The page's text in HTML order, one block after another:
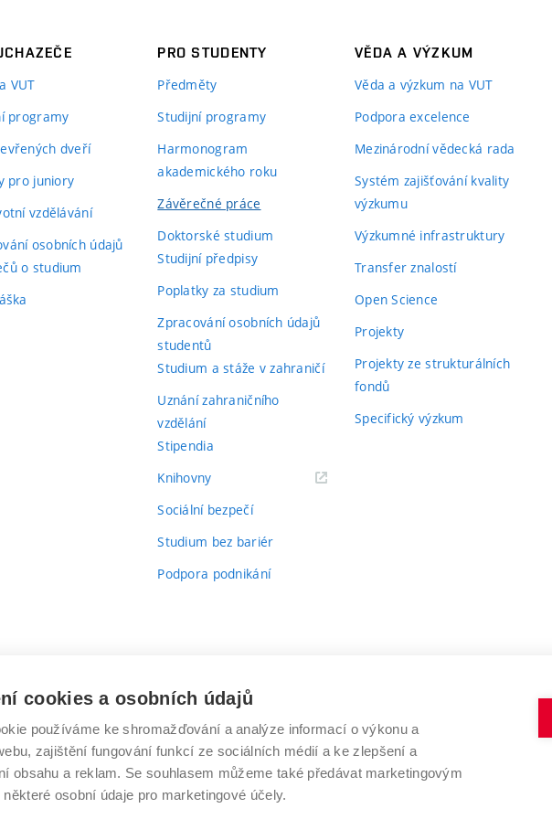
Samostatnost studenta při zpracování tématu
ložiska a měřicího řetězce pro měření sledovaných veličin) v
Práce obsahuje všechny formální náležitosti, koncepce práce,
formální úprava práce je dobrá. V práci se vyskytuje několik
Kritérium hodnocení
Splnění požadavků a cílů zadání
Postup a rozsah řešení, adekvátnost použitých metod
Vlastní přínos a originalita
Schopnost interpretovat dosaž. výsledky a vyvozovat z nich
Využitelnost výsledků v praxi nebo teorii
Logické uspořádání práce a formální náležitosti
Práce s literaturou včetně citací
Vysvětlete, co co znamená "dopředný precesní pohyb
VUT
programy
dveří
pro juniory
vzdělávání
osobních údajů
o studium
PRO STUDENTY
Předměty
Studijní programy
Harmonogram
akademického roku
Závěrečné práce
Doktorské studium
Studijní předpisy
Poplatky za studium
Zpracování osobních údajů
studentů
Studium a stáže v zahraničí
Uznání zahraničního
vzdělání
Stipendia
Knihovny(externí
Sociální bezpečí
Studium bez bariér
Podpora podnikání
VĚDA A VÝZKUM
Věda a výzkum na VUT
Podpora excelence
Mezinárodní vědecká rada
Systém zajišťování kvality
výzkumu
Výzkumné infrastruktury
Transfer znalostí
Open Science
Projekty
Projekty ze strukturálních
fondů
Specifický výzkum
VYSOKÉ UČENÍ TECHNICKÉ V BRNĚ
Antonínská 548/1
602 00 Brno
www.vut.cz
cookies a osobních údajů
používáme ke shromažďování a analýze informací o výkonu a
zajištění fungování funkcí ze sociálních médií a ke zlepšení a
obsahu a reklam. Se souhlasem můžeme také předávat marketingovým
některé osobní údaje pro marketingové účely.